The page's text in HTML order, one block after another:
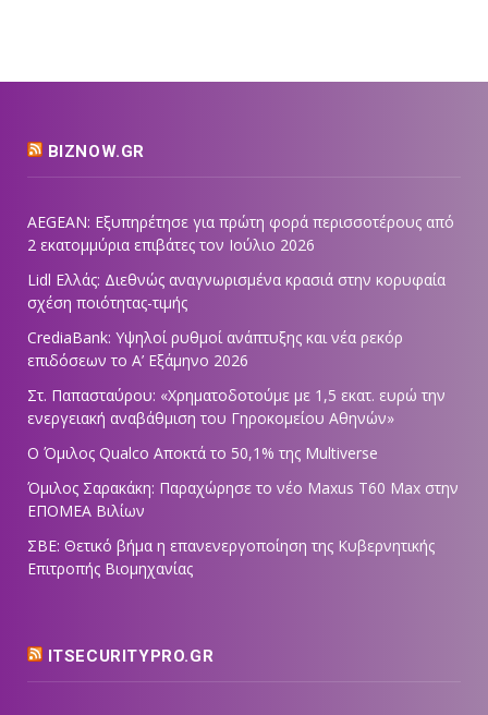
BIZNOW.GR
AEGEAN: Εξυπηρέτησε για πρώτη φορά περισσοτέρους από
2 εκατομμύρια επιβάτες τον Ιούλιο 2026
Lidl Ελλάς: Διεθνώς αναγνωρισμένα κρασιά στην κορυφαία
σχέση ποιότητας-τιμής
CrediaBank: Υψηλοί ρυθμοί ανάπτυξης και νέα ρεκόρ
επιδόσεων το Α’ Εξάμηνο 2026
Στ. Παπασταύρου: «Χρηματοδοτούμε με 1,5 εκατ. ευρώ την
ενεργειακή αναβάθμιση του Γηροκομείου Αθηνών»
Ο Όμιλος Qualco Αποκτά το 50,1% της Multiverse
Όμιλος Σαρακάκη: Παραχώρησε το νέο Maxus T60 Max στην
ΕΠΟΜΕΑ Βιλίων
ΣΒΕ: Θετικό βήμα η επανενεργοποίηση της Κυβερνητικής
Επιτροπής Βιομηχανίας
ITSECURITYPRO.GR